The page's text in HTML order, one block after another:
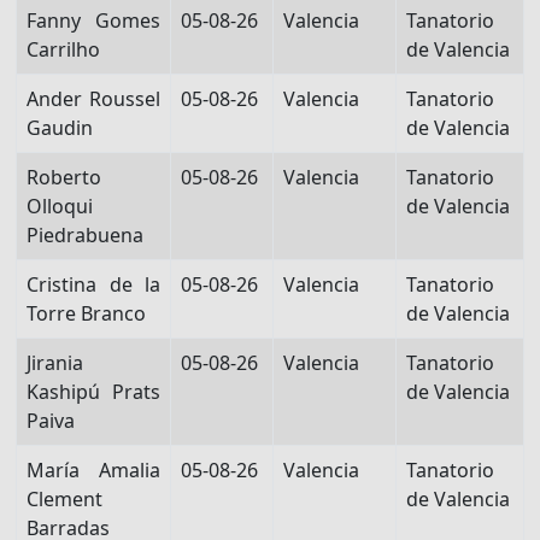
Fanny Gomes
Carrilho
05-08-26 Valencia
Tanatorio
de Valencia
Ander Roussel
Gaudin
05-08-26 Valencia
Tanatorio
de Valencia
Roberto
Olloqui
Piedrabuena
05-08-26 Valencia
Tanatorio
de Valencia
Cristina de la
Torre Branco
05-08-26 Valencia
Tanatorio
de Valencia
Jirania
Kashipú Prats
Paiva
05-08-26 Valencia
Tanatorio
de Valencia
María Amalia
Clement
Barradas
05-08-26 Valencia
Tanatorio
de Valencia